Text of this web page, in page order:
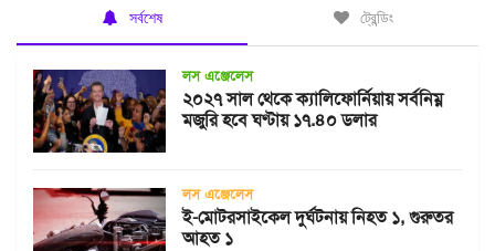
সর্বশেষ ট্রেন্ডিং
লস এঞ্জেলেস
২০২৭ সাল থেকে ক্যালিফোর্নিয়ায় সর্বনিম্ন
মজুরি হবে ঘণ্টায় ১৭.৪০ ডলার
লস এঞ্জেলেস
ই-মোটরসাইকেল দুর্ঘটনায় নিহত ১, গুরুতর
আহত ১